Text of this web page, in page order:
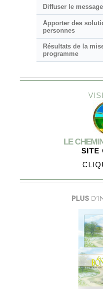
Diffuser le
Apporter des
personnes
Résultats de la
programme
LE
SITE
PLUS